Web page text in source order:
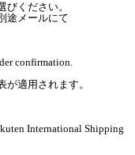
ください。
途メールにて
confirmation.
適用されます。
International Shipping